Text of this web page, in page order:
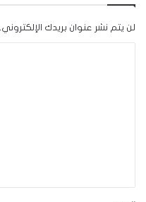
لن يتم نشر عنوان بريدك الإلكتروني.